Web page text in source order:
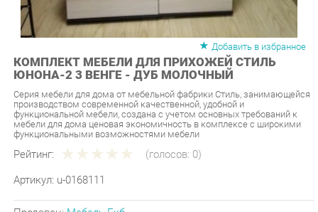
КОМПЛЕКТ МЕБЕЛИ ДЛЯ ПРИХОЖЕЙ СТИЛЬ
ЮНОНА-2 3 ВЕНГЕ - ДУБ МОЛОЧНЫЙ
Серия мебели для дома от мебельной фабрики Стиль, занимающейся
производством современной качественной, удобной и
функциональной мебели, создана с учетом основных требований к
мебели для дома ценовая экономичность в комплексе с широкими
функциональными возможностями мебели
Рейтинг: (голосов:0)
Артикул: u-0168111
Продавец:Мебель-Екб
Производитель: